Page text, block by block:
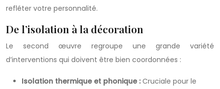
refléter votre personnalité.
De l’isolation à la décoration
Le second œuvre regroupe une grande variété
d’interventions qui doivent être bien coordonnées :
Isolation thermique et phonique : Cruciale pour le